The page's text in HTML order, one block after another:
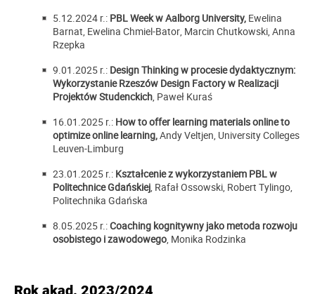
5.12.2024 r.: PBL Week w Aalborg University, Ewelina
Barnat, Ewelina Chmiel-Bator Marcin Chutkowski, Anna
Rzepka
9.01.2025 r.: Design Thinking w procesie dydaktycznym:
Wykorzystanie Rzeszów Design Factory w Realizacji
Projektów Studenckich , Paweł Kuraś
16.01.2025 r.: How to offer learning materials online to
optimize online learning,Andy Veltjen, University Colleges
Leuven-Limburg
23.01.2025 r.: Kształcenie z wykorzystaniem PBL w
Politechnice Gdańskiej , Rafał Ossowski, Robert Tylingo,
Politechnika Gdańska
8.05.2025 r.:Coaching kognitywny jako metoda rozwoju
osobistego i zawodowego , Monika Rodzinka